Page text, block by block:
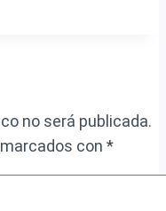
no será publicada.
con *